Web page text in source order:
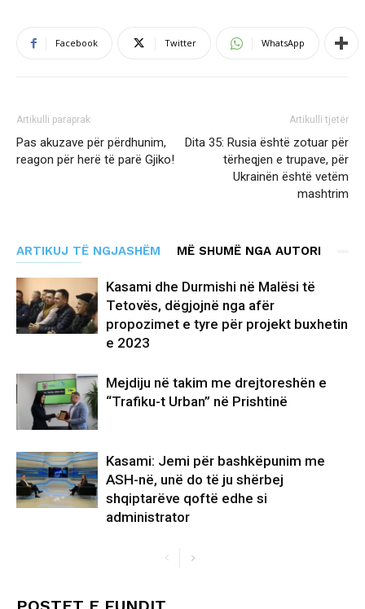
Facebook Twitter WhatsApp
Artikulli paraprak
Pas akuzave për përdhunim,
reagon për herë të parë Gjiko!
Artikulli tjetër
Dita 35: Rusia është zotuar për
tërheqjen e trupave, për
Ukrainën është vetëm
mashtrim
ARTIKUJ TË NGJASHËM MË SHUMË NGA AUTORI
Kasami dhe Durmishi në Malësi të
Tetovës, dëgjojnë nga afër
propozimet e tyre për projekt buxhetin
e 2023
Mejdiju në takim me drejtoreshën e
“Trafiku-t Urban” në Prishtinë
Kasami: Jemi për bashkëpunim me
ASH-në, unë do të ju shërbej
shqiptarëve qoftë edhe si
administrator